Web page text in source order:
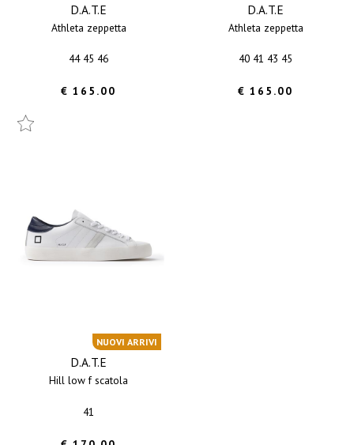
D.A.T.E
athleta zeppetta
44 45 46
€ 165.00
D.A.T.E
athleta zeppetta
40 41 43 45
€ 165.00
NUOVI ARRIVI
D.A.T.E
hill low f scatola
41